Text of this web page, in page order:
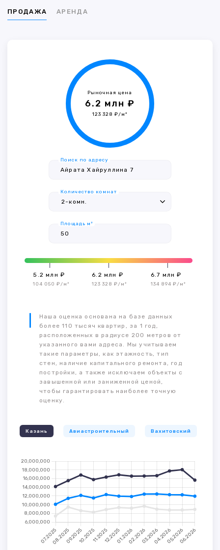
ПРОДАЖА АРЕНДА
Рыночная цена
6.2 млн ₽
123 328 ₽/м²
Поиск по адресу
Количество комнат
Площадь м²
5.2 млн ₽
104 050 ₽/м²
6.2 млн ₽
123 328 ₽/м²
6.7 млн ₽
134 894 ₽/м²
Наша оценка основана на базе данных
более 110 тысяч квартир, за 1 год,
расположенных в радиусе 200 метров от
указанного вами адреса. Мы учитываем
такие параметры, как этажность, тип
стен, наличие капитального ремонта, год
постройки, а также исключаем объекты с
завышенной или заниженной ценой,
чтобы гарантировать наиболее точную
оценку.
Казань Авиастроительный Вахитовский